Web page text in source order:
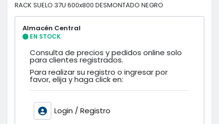
RACK SUELO 37U 600x800 DESMONTADO NEGRO
Almacén Central
EN STOCK
Consulta de precios y pedidos online solo
para clientes registrados.
Para realizar su registro o ingresar por
favor, elija y haga click en:
Login / Registro